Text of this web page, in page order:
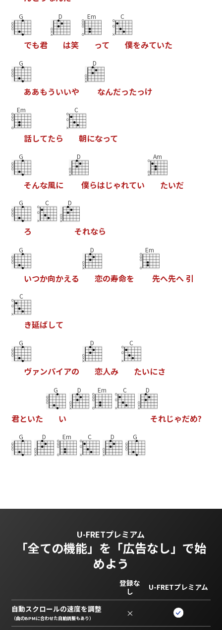
G
でも君
D
は笑
Em
って
C
僕をみていた
G
ああもういいや
D
なんだったっけ
Em
話してたら
C
朝になって
G
そんな風に
D
僕らはじゃれてい
Am
たいだ
G
ろ
C D
それなら
G
いつか向かえる
D
恋の寿命を
Em
先へ先へ 引
C
き延ばして
G
ヴァンパイアの
D
恋人み
C
たいにさ
君といた
G
い
D Em C D
それじゃだめ?
G D Em C D G
U-FRETプレミアム
「全ての機能」を 「広告なし」で始
めよう
登録な
し
U-FRETプレミアム
自動スクロールの速度を調整
（曲のBPMに合わせた自動調整もあり） ×